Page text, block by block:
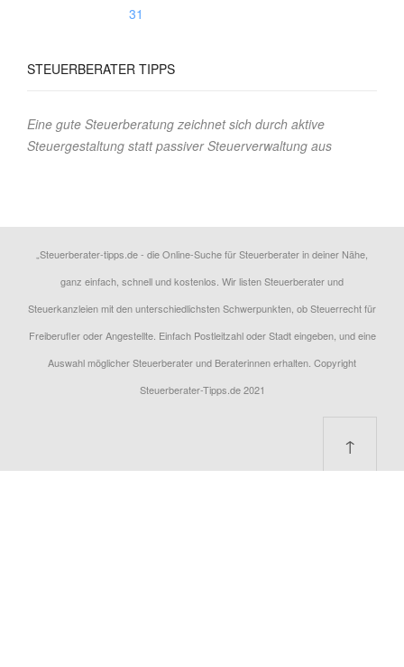
31
STEUERBERATER TIPPS
Eine gute Steuerberatung zeichnet sich durch aktive
Steuergestaltung statt passiver Steuerverwaltung aus
„Steuerberater-tipps.de - die Online-Suche für Steuerberater in deiner Nähe,
ganz einfach, schnell und kostenlos. Wir listen Steuerberater und
Steuerkanzleien mit den unterschiedlichsten Schwerpunkten, ob Steuerrecht für
Freiberufler oder Angestellte. Einfach Postleitzahl oder Stadt eingeben, und eine
Auswahl möglicher Steuerberater und Beraterinnen erhalten. Copyright
Steuerberater-Tipps.de 2021
↑